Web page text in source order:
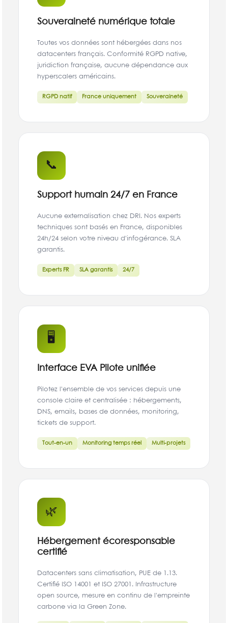
Souveraineté numérique totale
Toutes vos données sont hébergées dans nos
datacenters français. Conformité RGPD native,
juridiction française, aucune dépendance aux
hyperscalers américains.
RGPD natif France uniquement Souveraineté
📞
Support humain 24/7 en France
Aucune externalisation chez DRI. Nos experts
techniques sont basés en France, disponibles
24h/24 selon votre niveau d'infogérance. SLA
garantis.
Experts FR SLA garantis 24/7
🖥
Interface EVA Pilote unifiée
Pilotez l'ensemble de vos services depuis une
console claire et centralisée : hébergements,
DNS, emails, bases de données, monitoring,
tickets de support.
Tout-en-un Monitoring temps réel Multi-projets
🌿
Hébergement écoresponsable
certifié
Datacenters sans climatisation, PUE de 1.13.
Certifié ISO 14001 et ISO 27001. Infrastructure
open source, mesure en continu de l'empreinte
carbone via la Green Zone.